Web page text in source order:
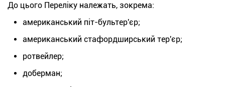
До цього Переліку належать, зокрема:
американський піт-бультер'єр;
американський стафордширський тер'єр;
ротвейлер;
доберман;